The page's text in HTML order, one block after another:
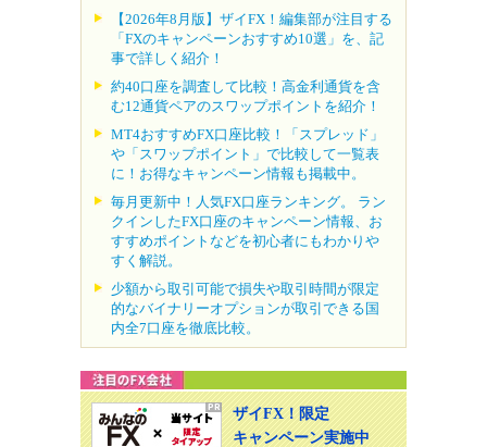
【2026年8月版】ザイFX！編集部が注目する
「FXのキャンペーンおすすめ10選」を、記
事で詳しく紹介！
約40口座を調査して比較！高金利通貨を含
む12通貨ペアのスワップポイントを紹介！
MT4おすすめFX口座比較！「スプレッド」
や「スワップポイント」で比較して一覧表
に！お得なキャンペーン情報も掲載中。
毎月更新中！人気FX口座ランキング。 ラン
クインしたFX口座のキャンペーン情報、お
すすめポイントなどを初心者にもわかりや
すく解説。
少額から取引可能で損失や取引時間が限定
的なバイナリーオプションが取引できる国
内全7口座を徹底比較。
ザイFX！限定
キャンペーン実施中